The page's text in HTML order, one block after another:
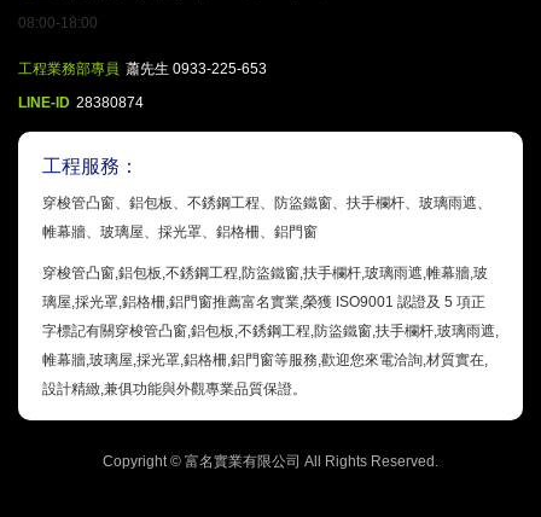
08:00-18:00
工程業務部專員 蕭先生 0933-225-653
LINE-ID 28380874
工程服務：
穿梭管凸窗、鋁包板、不銹鋼工程、防盜鐵窗、扶手欄杆、玻璃雨遮、
帷幕牆、玻璃屋、採光罩、鋁格柵、鋁門窗
穿梭管凸窗,鋁包板,不銹鋼工程,防盜鐵窗,扶手欄杆,玻璃雨遮,帷幕牆,玻
璃屋,採光罩,鋁格柵,鋁門窗推薦富名實業,榮獲 ISO9001 認證及 5 項正
字標記有關穿梭管凸窗,鋁包板,不銹鋼工程,防盜鐵窗,扶手欄杆,玻璃雨遮,
帷幕牆,玻璃屋,採光罩,鋁格柵,鋁門窗等服務,歡迎您來電洽詢,材質實在,
設計精緻,兼俱功能與外觀專業品質保證。
Copyright © 富名實業有限公司 All Rights Reserved.